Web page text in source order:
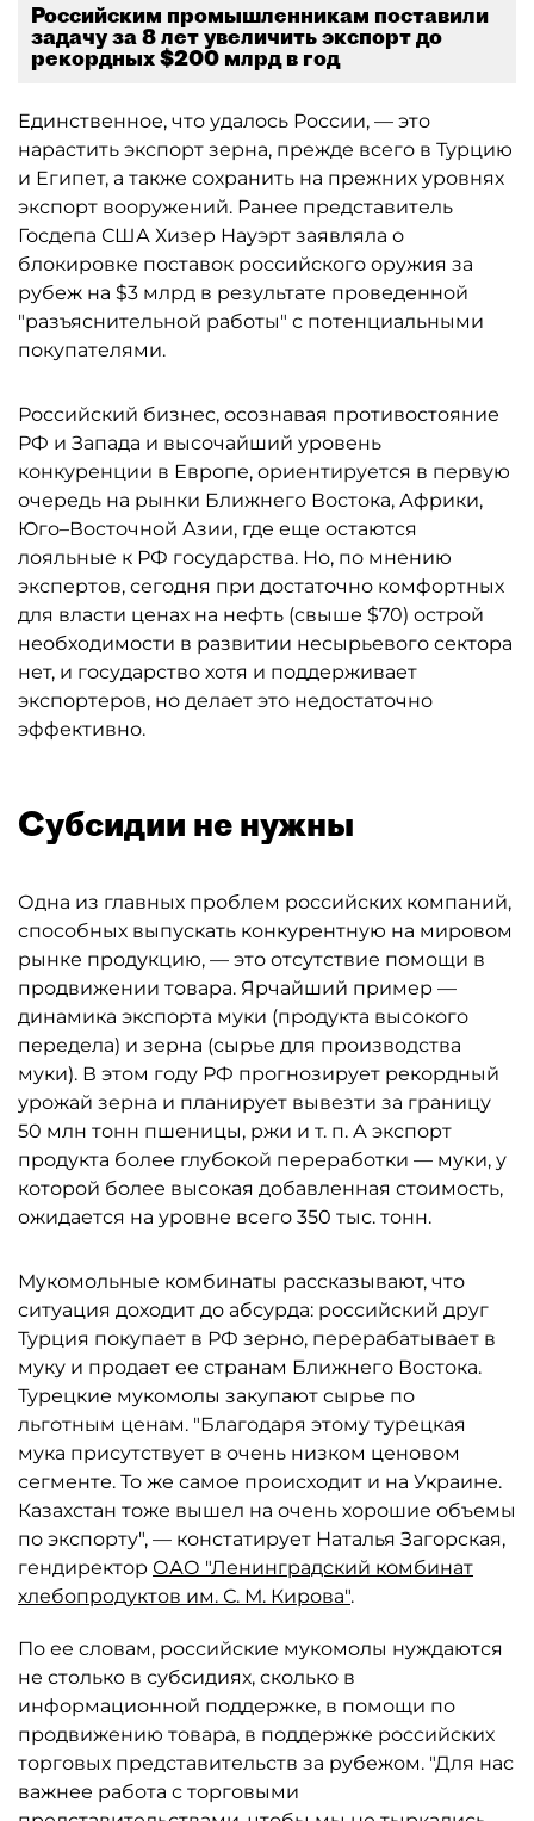
Российским промышленникам поставили
задачу за 8 лет увеличить экспорт до
рекордных $200 млрд в год
Единственное, что удалось России, — это
нарастить экспорт зерна, прежде всего в Турцию
и Египет, а также сохранить на прежних уровнях
экспорт вооружений. Ранее представитель
Госдепа США Хизер Науэрт заявляла о
блокировке поставок российского оружия за
рубеж на $3 млрд в результате проведенной
"разъяснительной работы" с потенциальными
покупателями.
Российский бизнес, осознавая противостояние
РФ и Запада и высочайший уровень
конкуренции в Европе, ориентируется в первую
очередь на рынки Ближнего Востока, Африки,
Юго–Восточной Азии, где еще остаются
лояльные к РФ государства. Но, по мнению
экспертов, сегодня при достаточно комфортных
для власти ценах на нефть (свыше $70) острой
необходимости в развитии несырьевого сектора
нет, и государство хотя и поддерживает
экспортеров, но делает это недостаточно
эффективно.
Субсидии не нужны
Одна из главных проблем российских компаний,
способных выпускать конкурентную на мировом
рынке продукцию, — это отсутствие помощи в
продвижении товара. Ярчайший пример —
динамика экспорта муки (продукта высокого
передела) и зерна (сырье для производства
муки). В этом году РФ прогнозирует рекордный
урожай зерна и планирует вывезти за границу
50 млн тонн пшеницы, ржи и т. п. А экспорт
продукта более глубокой переработки — муки, у
которой более высокая добавленная стоимость,
ожидается на уровне всего 350 тыс. тонн.
Мукомольные комбинаты рассказывают, что
ситуация доходит до абсурда: российский друг
Турция покупает в РФ зерно, перерабатывает в
муку и продает ее странам Ближнего Востока.
Турецкие мукомолы закупают сырье по
льготным ценам. "Благодаря этому турецкая
мука присутствует в очень низком ценовом
сегменте. То же самое происходит и на Украине.
Казахстан тоже вышел на очень хорошие объемы
по экспорту", — констатирует Наталья Загорская,
гендиректор ОАО "Ленинградский комбинат
хлебопродуктов им. С. М. Кирова".
По ее словам, российские мукомолы нуждаются
не столько в субсидиях, сколько в
информационной поддержке, в помощи по
продвижению товара, в поддержке российских
торговых представительств за рубежом. "Для нас
важнее работа с торговыми